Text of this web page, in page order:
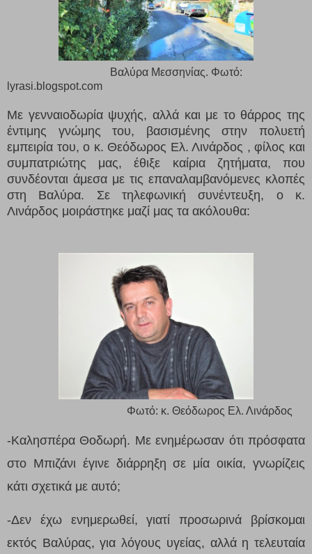
Βαλύρα Μεσσηνίας. Φωτό:
lyrasi.blogspot.com
Με γενναιοδωρία ψυχής, αλλά και με το θάρρος της
έντιμης γνώμης του, βασισμένης στην πολυετή
εμπειρία του, ο κ. Θεόδωρος Ελ. Λινάρδος , φίλος και
συμπατριώτης μας, έθιξε καίρια ζητήματα, που
συνδέονται άμεσα με τις επαναλαμβανόμενες κλοπές
στη Βαλύρα. Σε τηλεφωνική συνέντευξη, ο κ.
Λινάρδος μοιράστηκε μαζί μας τα ακόλουθα:
Φωτό: κ. Θεόδωρος Ελ. Λινάρδος
-Καλησπέρα Θοδωρή. Με ενημέρωσαν ότι πρόσφατα
στο Μπιζάνι έγινε διάρρηξη σε μία οικία, γνωρίζεις
κάτι σχετικά με αυτό;
-Δεν έχω ενημερωθεί, γιατί προσωρινά βρίσκομαι
εκτός Βαλύρας, για λόγους υγείας, αλλά η τελευταία